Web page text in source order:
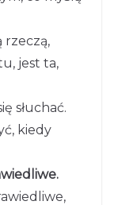
rzeczą,
jest ta,
słuchać.
kiedy